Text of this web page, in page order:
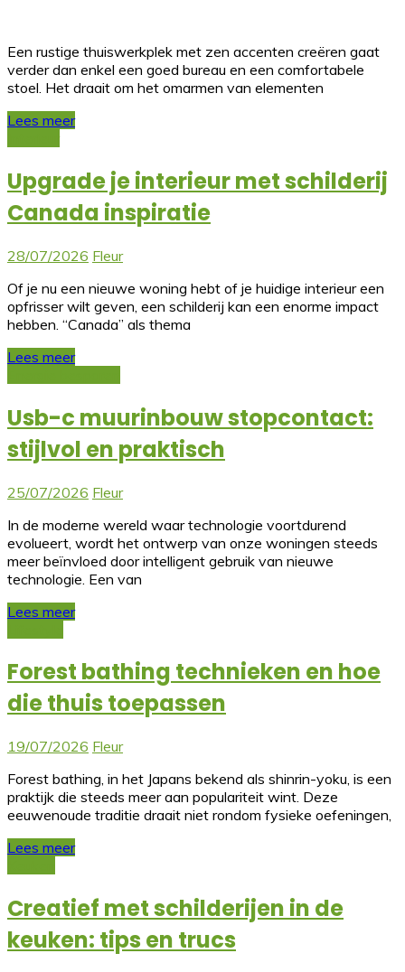
Een rustige thuiswerkplek met zen accenten creëren gaat
verder dan enkel een goed bureau en een comfortabele
stoel. Het draait om het omarmen van elementen
Lees meer
Upgrade je interieur met schilderij
Canada inspiratie
28/07/2026 Fleur
Of je nu een nieuwe woning hebt of je huidige interieur een
opfrisser wilt geven, een schilderij kan een enorme impact
hebben. “Canada” als thema
Lees meer
Usb-c muurinbouw stopcontact:
stijlvol en praktisch
25/07/2026 Fleur
In de moderne wereld waar technologie voortdurend
evolueert, wordt het ontwerp van onze woningen steeds
meer beïnvloed door intelligent gebruik van nieuwe
technologie. Een van
Lees meer
Forest bathing technieken en hoe
die thuis toepassen
19/07/2026 Fleur
Forest bathing, in het Japans bekend als shinrin-yoku, is een
praktijk die steeds meer aan populariteit wint. Deze
eeuwenoude traditie draait niet rondom fysieke oefeningen,
Lees meer
Creatief met schilderijen in de
keuken: tips en trucs